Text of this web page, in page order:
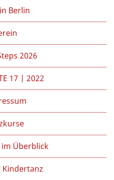
Freunde
Berlin
2026
17 | 2022
Überblick
Kindertanz